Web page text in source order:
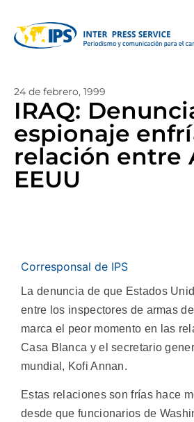
24 de febrero, 1999
IRAQ:
espionaje
relación entre
EEUU
Corresponsal de IPS
La denuncia de que Estados
entre los inspectores de armas
marca el peor momento en las
Casa Blanca y el secretario
mundial, Kofi Annan.
Estas relaciones son frías hace
desde que funcionarios de